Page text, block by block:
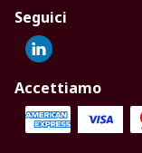
Seguici
Accettiamo